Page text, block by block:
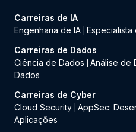
Carreiras de IA
Engenharia de IA Especialista
Carreiras de Dados
Ciência de Dados
Análise de
Dados
Carreiras de Cyber
Cloud Security AppSec:
Aplicações